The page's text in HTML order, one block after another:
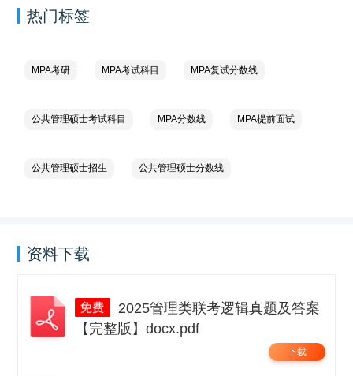
热门标签
MPA考研 MPA考试科目 MPA复试分数线
公共管理硕士考试科目 MPA分数线 MPA提前面试
公共管理硕士招生 公共管理硕士分数线
资料下载
【完整版】docx.pdf
下载